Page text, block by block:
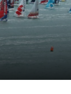
Long